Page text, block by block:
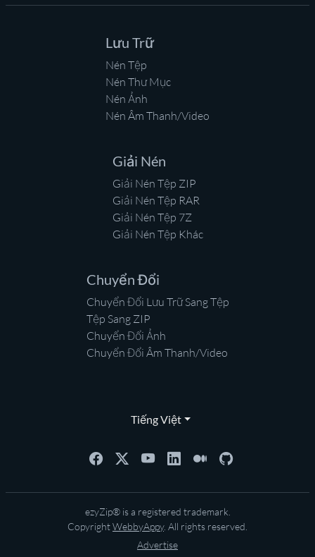
Lưu Trữ
Nén Tệp
Nén Thư Mục
Nén Ảnh
Nén Âm Thanh/Video
Giải Nén
Giải Nén Tệp ZIP
Giải Nén Tệp RAR
Giải Nén Tệp 7Z
Giải Nén Tệp Khác
Chuyển Đổi
Chuyển Đổi Lưu Trữ Sang Tệp
Tệp Sang ZIP
Chuyển Đổi Ảnh
Chuyển Đổi Âm Thanh/Video
Tiếng Việt
ezyZip® is a registered trademark.
CopyrightWebbyAppy. All rights reserved.
Advertise